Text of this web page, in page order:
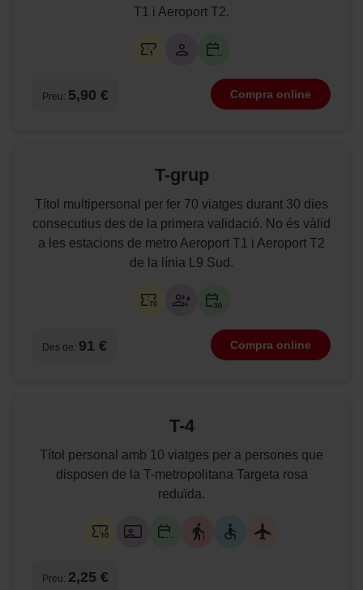
T1 i Aeroport T2.
Preu: 5,90 € Compra online
T-grup
Títol multipersonal per fer 70 viatges durant 30 dies
consecutius des de la primera validació. No és vàlid
a les estacions de metro Aeroport T1 i Aeroport T2
de la línia L9 Sud.
Des de: 91 € Compra online
T-4
Títol personal amb 10 viatges per a persones que
disposen de la T-metropolitana Targeta rosa
reduïda.
Preu: 2,25 €